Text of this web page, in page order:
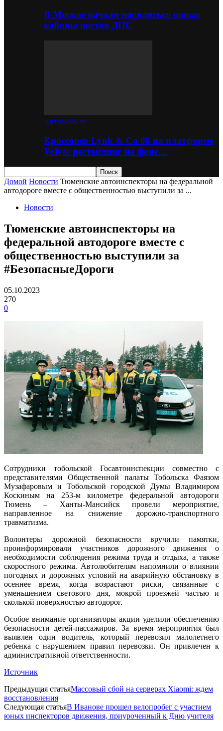
В Москве начали появляться новые
кабины постов ДПС
Автомобили
Кроссовер Lynk & Co 08 на платформе
Volvo: рестайлинг на фоне…
Домой Новости Тюменские автоинспекторы на федеральной
автодороге вместе с общественностью выступили за ...
Новости
Тюменские автоинспекторы на
федеральной автодороге вместе с
общественностью выступили за
#БезопасныеДороги
05.10.2023
270
0
Сотрудники тобольской Госавтоинспекции совместно с
представителями Общественной палаты Тобольска Фаязом
Музафаровым и Тобольской городской Думы Владимиром
Коскиным на 253-м километре федеральной автодороги
Тюмень – Ханты-Мансийск провели мероприятие,
направленное на снижение дорожно-транспортного
травматизма.
Волонтеры дорожной безопасности вручили памятки,
проинформировали участников дорожного движения о
необходимости соблюдения режима труда и отдыха, а также
скоростного режима. Автолюбителям напомнили о влиянии
погодных и дорожных условий на аварийную обстановку в
осеннее время, когда возрастают риски, связанные с
уменьшением светового дня, мокрой проезжей частью и
сколькой поверхностью автодорог.
Особое внимание организаторы акции уделили обеспечению
безопасности детей-пассажиров. За время мероприятия был
выявлен один водитель, который перевозил малолетнего
ребенка с нарушением правил перевозки. Он привлечен к
административной ответственности.
Источник
Предыдущая статьяМассовый сбой на серверах Xiaomi: ждем
восстановления
Следующая статьяВ Иванове прошел велопробег с участием
юных инспекторов движения, приуроченный к Дню учителя